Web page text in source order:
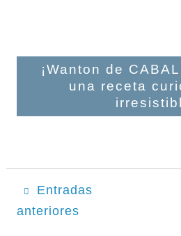
¡Wanton de
una receta
Navegación
de
Entradas
anteriores